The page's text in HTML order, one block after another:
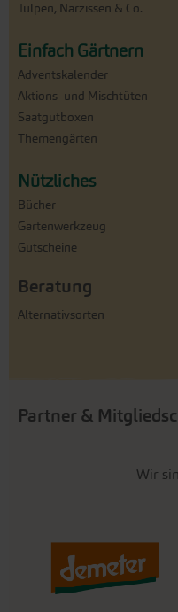
Tulpen, Narzissen & Co.
Einfach Gärtnern
Adventskalender
Aktions- und Mischtüten
Saatgutboxen
Themengärten
Nützliches
Bücher
Gartenwerkzeug
Gutscheine
Beratung
Alternativsorten
Partner &
Wir